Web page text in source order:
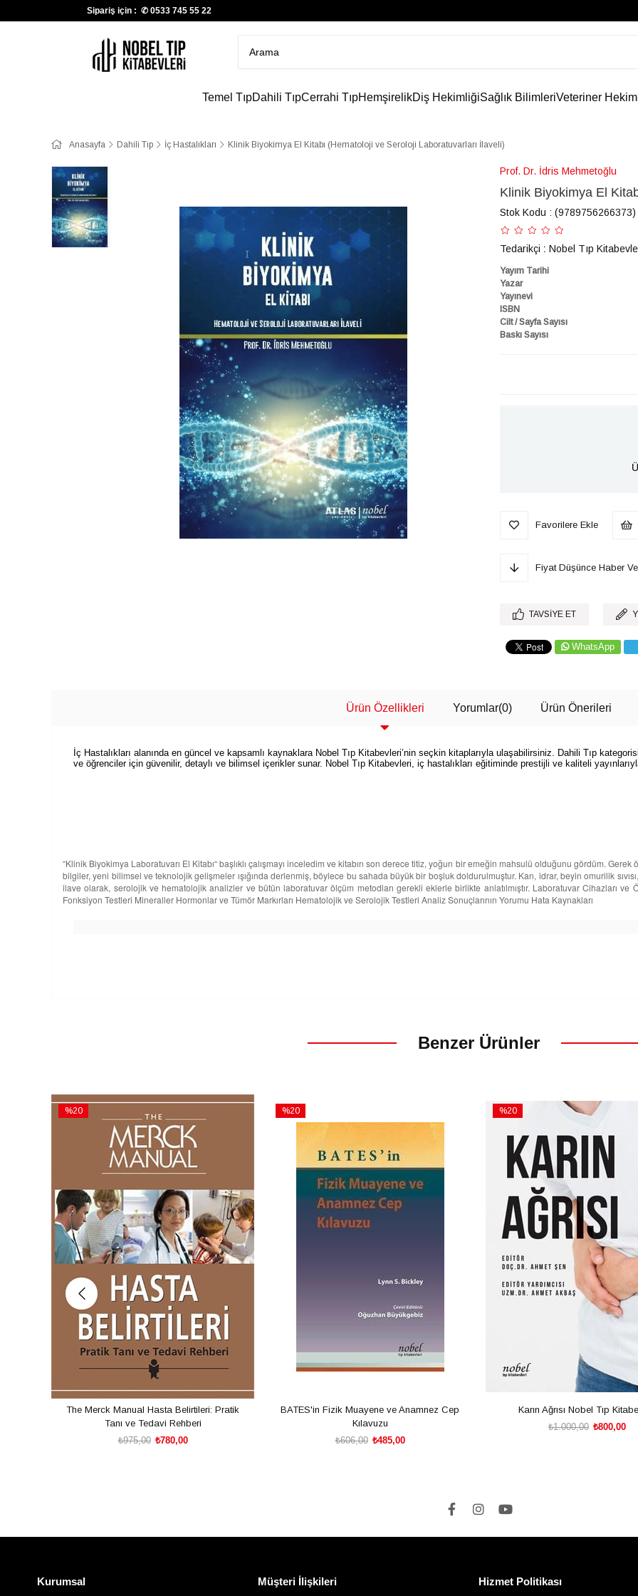
Sipariş için : ✆ 0533 745 55 22
Temel TıpDahili TıpCerrahi TıpHemşirelikDiş HekimliğiSağlık BilimleriVeteriner
Anasayfa Dahili Tıp İç Hastalıkları Klinik Biyokimya El Kitabı (Hematoloji ve Seroloji Laboratuvarları İlaveli)
Prof. Dr. İdris Mehmetoğlu
Klinik Biyokimya El
Stok Kodu (9789756266373)
Tedarikçi : Nobel Tıp
Yayım Tarihi
Yazar
Yayınevi
ISBN
Cilt / Sayfa Sayısı
Baskı Sayısı
Favorilere Ekle
Fiyat Düşünce Haber
TAVSIYE ET
WhatsApp
Ürün Özellikleri Yorumlar(0) Ürün Önerileri
İç Hastalıkları alanında en güncel ve kapsamlı kaynaklara Nobel Tıp Kitabevleri’nin seçkin kitaplarıyla ulaşabilirsiniz. Dahili Tıp
ve öğrenciler için güvenilir, detaylı ve bilimsel içerikler sunar. Nobel Tıp Kitabevleri, iç hastalıkları eğitiminde prestijli ve kaliteli
“Klinik Biyokimya Laboratuvarı El Kitabı“ başlıklı çalışmayı inceledim ve kitabın son derece titiz, yoğun bir emeğin mahsulü olduğunu gördüm.
bilgiler, yeni bilimsel ve teknolojik gelişmeler ışığında derlenmiş, böylece bu sahada büyük bir boşluk doldurulmuştur. Kan, idrar, beyin omurilik
ilave olarak, serolojik ve hematolojik analizler ve bütün laboratuvar ölçüm metodları gerekli eklerle birlikte anlatılmıştır. Laboratuvar Cihazları
Fonksiyon Testleri Mineraller Hormonlar ve Tümör Markırları Hematolojik ve Serolojik Testleri Analiz Sonuçlarının Yorumu Hata Kaynakları
Benzer Ürünler
%20
The Merck Manual Hasta Belirtileri: Pratik
Tanı ve Tedavi Rehberi
₺780,00
₺975,00
%20
İndirim
BATES'in Fizik Muayene ve Anamnez Cep
Kılavuzu
₺485,00
₺606,00
%20
%20İndirim
Karın Ağrısı Nobel Tıp
₺800,00
₺1.000,00
Kurumsal Müşteri İlişkileri Hizmet Politikası